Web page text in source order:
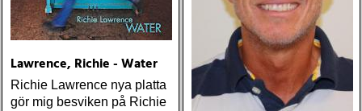
Lawrence, Richie - Water
Richie Lawrence nya platta
gör mig besviken på Richie